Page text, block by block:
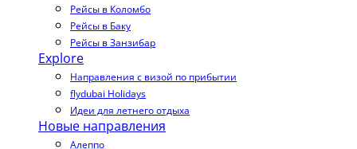
Рейсы в Коломбо
Рейсы в Баку
Рейсы в Занзибар
Explore
Направления с визой по прибытии
flydubai Holidays
Идеи для летнего отдыха
Новые направления
Алеппо